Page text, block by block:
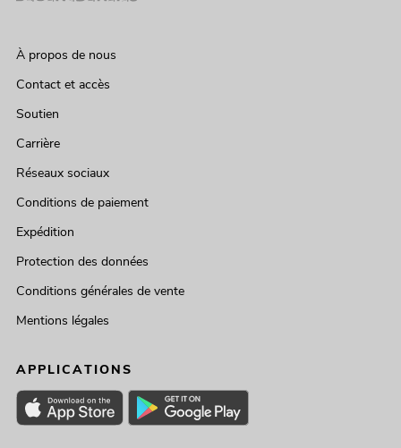
À propos de nous
Contact et accès
Soutien
Carrière
Réseaux sociaux
Conditions de paiement
Expédition
Protection des données
Conditions générales de vente
Mentions légales
APPLICATIONS